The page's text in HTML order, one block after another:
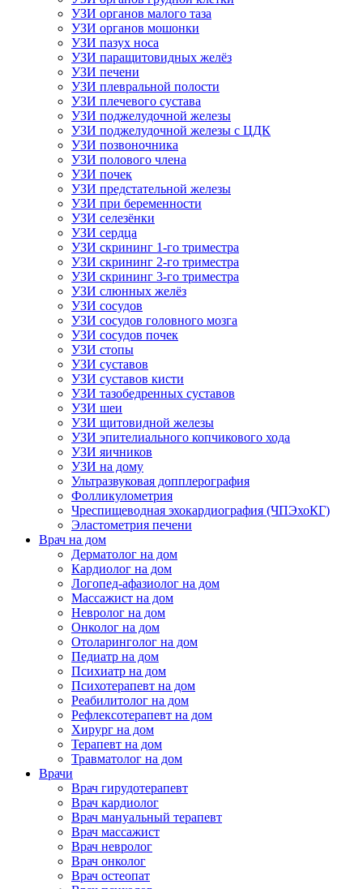
УЗИ органов малого таза
УЗИ органов мошонки
УЗИ пазух носа
УЗИ паращитовидных желёз
УЗИ печени
УЗИ плевральной полости
УЗИ плечевого сустава
УЗИ поджелудочной железы
УЗИ поджелудочной железы с ЦДК
УЗИ позвоночника
УЗИ полового члена
УЗИ почек
УЗИ предстательной железы
УЗИ при беременности
УЗИ селезёнки
УЗИ сердца
УЗИ скрининг 1-го триместра
УЗИ скрининг 2-го триместра
УЗИ скрининг 3-го триместра
УЗИ слюнных желёз
УЗИ сосудов
УЗИ сосудов головного мозга
УЗИ сосудов почек
УЗИ стопы
УЗИ суставов
УЗИ суставов кисти
УЗИ тазобедренных суставов
УЗИ шеи
УЗИ щитовидной железы
УЗИ эпителиального копчикового хода
УЗИ яичников
УЗИ на дому
Ультразвуковая допплерография
Фолликулометрия
Чреспищеводная эхокардиография (ЧПЭхоКГ)
Эластометрия печени
Врач на дом
Дерматолог на дом
Кардиолог на дом
Логопед-афазиолог на дом
Массажист на дом
Невролог на дом
Онколог на дом
Отоларинголог на дом
Педиатр на дом
Психиатр на дом
Психотерапевт на дом
Реабилитолог на дом
Рефлексотерапевт на дом
Хирург на дом
Терапевт на дом
Травматолог на дом
Врачи
Врач гирудотерапевт
Врач кардиолог
Врач мануальный терапевт
Врач массажист
Врач невролог
Врач онколог
Врач остеопат